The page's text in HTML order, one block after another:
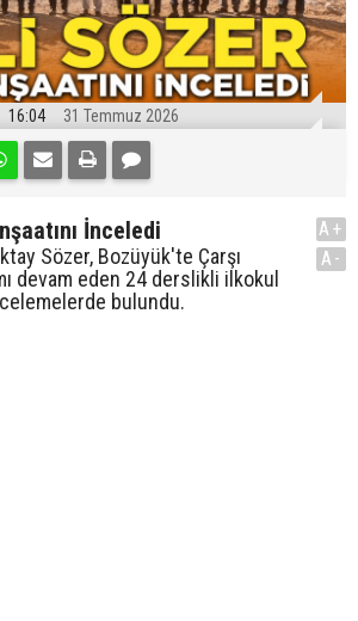
16:04 31 Temmuz 2026
İnceledi
Sözer, Bozüyük'te Çarşı
devam eden 24 derslikli ilkokul
bulundu.
A+
A-